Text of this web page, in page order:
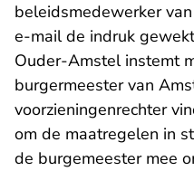
beleidsmedewerker
e-mail de indruk
Ouder-Amstel instemt
burgermeester van
voorzieningenrechter
om de maatregelen in
de burgemeester mee